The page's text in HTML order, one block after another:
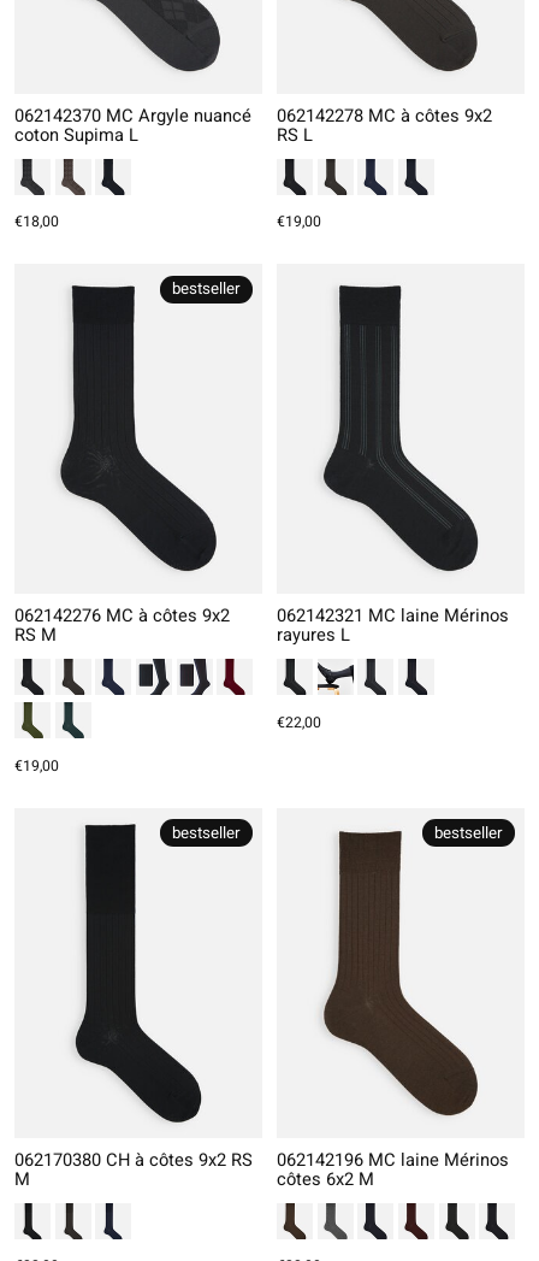
062142370 MC Argyle nuancé
coton Supima L
€18,00
062142278 MC à côtes 9x2
RS L
€19,00
bestseller
062142276 MC à côtes 9x2
RS M
€19,00
062142321 MC laine Mérinos
rayures L
€22,00
bestseller
062170380 CH à côtes 9x2 RS
M
bestseller
062142196 MC laine Mérinos
côtes 6x2 M